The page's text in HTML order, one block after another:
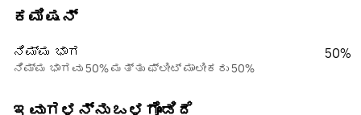
ಕಮಿಷನ್
ನಿಮ್ಮ ಭಾಗ
ನಿಮ್ಮ ಭಾಗವು 50% ಮತ್ತು ಫ್ಲೀಟ್ ಮಾಲೀಕರು 50%
50%
ಇವುಗಳನ್ನು ಒಳಗೊಂಡಿದೆ